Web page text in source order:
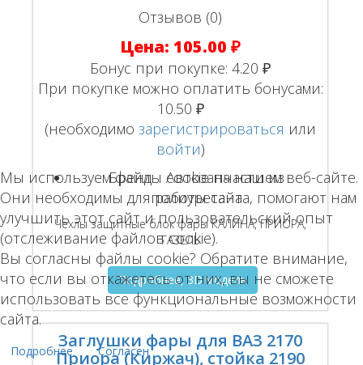
Отзывов (0)
Цена:105.00 ₽
Бонус при покупке:4.20 ₽
При покупке можно оплатить бонусами:
10.50 ₽
(необходимозарегистрироваться или
войти)
Бренд: Автозапчасти из
полиуретана
Чехлы защитные блок фары КАЛИНА, ПРИОРА,
ГАЗЕЛЬ
Подробнее, 3D модель
Заглушки фары для ВАЗ 2170
Приора (Киржач), стойка 2190
Мы используем файлы cookie на нашем веб-сайте.
Они необходимы для работы сайта, помогают нам
улучшить этот сайт и пользовательский опыт
(отслеживание файлов cookie).
Вы согласны файлы cookie? Обратите внимание,
что если вы откажетесь от них, вы не сможете
использовать все функциональные возможности
сайта.
Подробнее Согласен